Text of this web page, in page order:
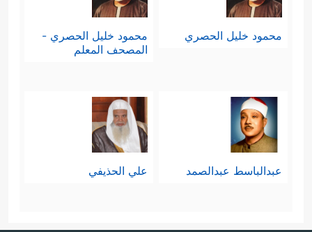
محمود خليل الحصري
محمود خليل الحصري -
المصحف المعلم
عبدالباسط عبدالصمد علي الحذيفي